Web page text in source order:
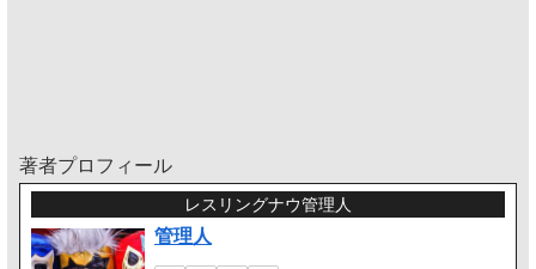
著者プロフィール
レスリングナウ管理人
管理人